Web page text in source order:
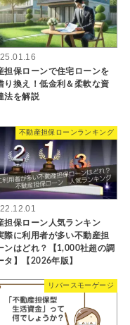
担保ローンで住宅ローンを
り換え！低金利＆柔軟な資
法を解説
不動産担保ローンランキング
担保ローン人気ランキン
際に利用者が多い不動産担
ンはどれ？【1,000社超の調
タ】【2026年版】
リバースモーゲージ